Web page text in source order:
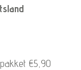
€5,90